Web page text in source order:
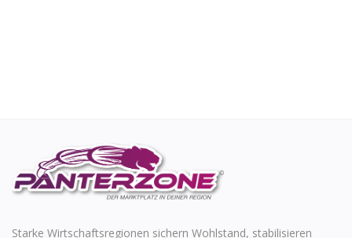
Starke Wirtschaftsregionen sichern Wohlstand, stabilisieren